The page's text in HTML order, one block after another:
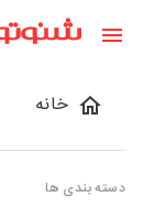
خانه
دسته بندی ها